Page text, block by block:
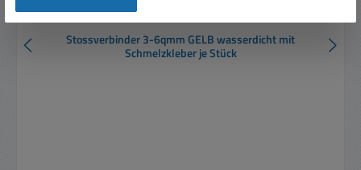
Stossverbinder 3-6qmm GELB wasserdicht mit
Schmelzkleber je Stück